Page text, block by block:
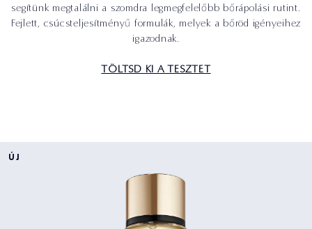
segítünk megtalálni a szomdra legmegfelelőbb bőrápolási rutint.
Fejlett, csúcsteljesítményű formulák, melyek a bőröd igényeihez
igazodnak.
TÖLTSD KI A TESZTET
ÚJ